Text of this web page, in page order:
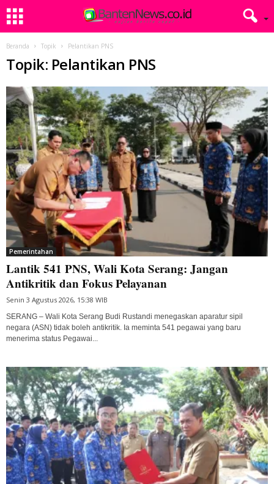
Beranda Topik Pelantikan PNS
Topik: Pelantikan PNS
Pemerintahan
Lantik 541 PNS, Wali Kota Serang: Jangan
Antikritik dan Fokus Pelayanan
Senin 3 Agustus 2026, 15:38 WIB
SERANG – Wali Kota Serang Budi Rustandi menegaskan aparatur sipil
negara (ASN) tidak boleh antikritik. Ia meminta 541 pegawai yang baru
menerima status Pegawai...